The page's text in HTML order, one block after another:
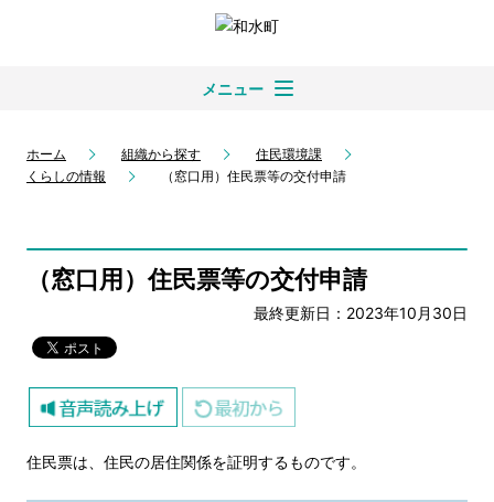
メニュー
ホーム 組織から探す
住民環境課
くらしの情報
（窓口用）住民票等の交付申請
（窓口用）住民票等の交付申請
最終更新日：2023年10月30日
住民票は、住民の居住関係を証明するものです。